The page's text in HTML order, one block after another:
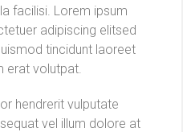
facilisi. Lorem ipsum
adipiscing elitsed
tincidunt laoreet
erat volutpat.
hendrerit vulputate
vel illum dolore at